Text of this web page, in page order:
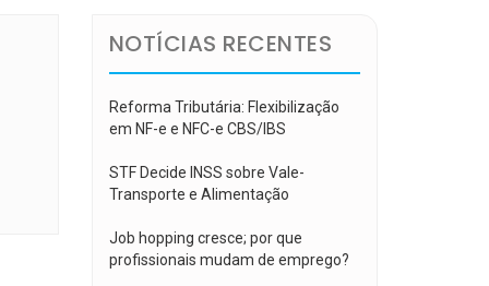
NOTÍCIAS RECENTES
Reforma Tributária: Flexibilização
em NF-e e NFC-e CBS/IBS
STF Decide INSS sobre Vale-
Transporte e Alimentação
Job hopping cresce; por que
profissionais mudam de emprego?